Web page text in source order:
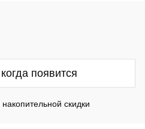
появится
скидки